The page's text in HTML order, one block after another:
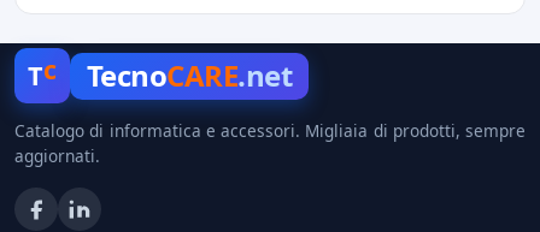
Tc TecnoCARE.net
Catalogo di informatica e accessori. Migliaia di prodotti, sempre
aggiornati.